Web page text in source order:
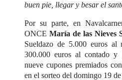
buen pie, llegar y besar el
Por su parte, en
ONCEMaría de las Nieves
Sueldazo de 5.000 euros al
300.000 euros al contado y
nueve cupones premiados
en el sorteo del domingo 19 de